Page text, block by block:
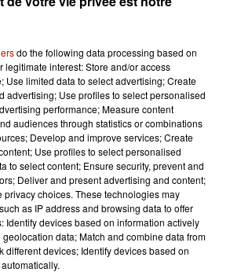
Marché Gourmand 2026
Duel - Gagnez vos entrées
l'un des zoos de nos
!
Vacances - Gagnez
séjour en famille au cœur
la...
do the following data processing based on
legitimate interest: Store and/or access
Use limited data to select advertising; Create
advertising; Use profiles to select personalised
performance; Measure content
audiences through statistics or combinations
Develop and improve services; Create
Use profiles to select personalised
to select content; Ensure security, prevent and
Deliver and present advertising and content;
privacy choices. These technologies may
as IP address and browsing data to offer
Identify devices based on information actively
data; Match and combine data from
different devices; Identify devices based on